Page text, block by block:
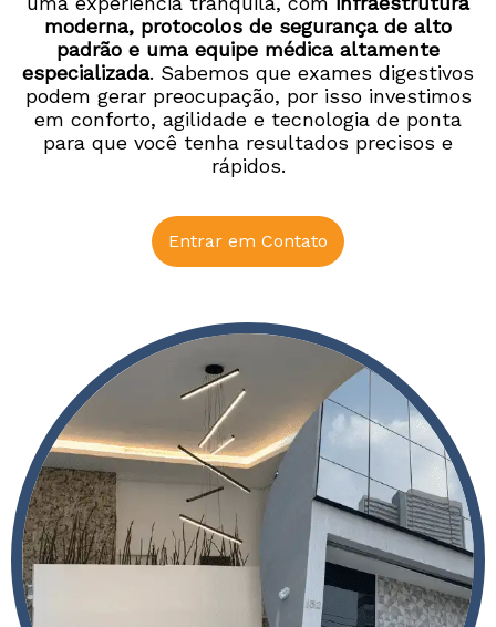
moderna, protocolos de segurança de alto
padrão e uma equipe médica altamente
especializada. Sabemos que exames digestivos
podem gerar preocupação, por isso investimos
em conforto, agilidade e tecnologia de ponta
para que você tenha resultados precisos e
rápidos.
Entrar em Contato